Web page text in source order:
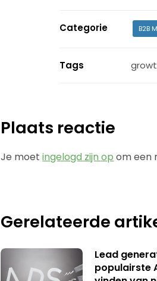
Categorie B2B
Tags
Plaats reactie
Je moetingelogd zijn op om een
Gerelateerde
Lead
populairste